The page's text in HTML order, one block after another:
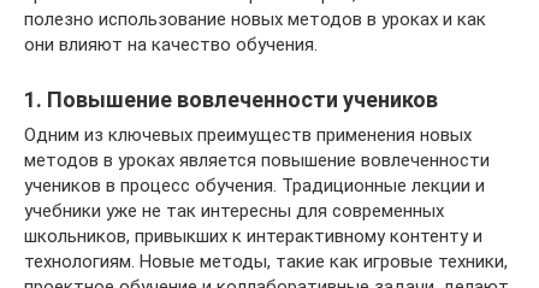
полезно использование новых методов в уроках и как
они влияют на качество обучения.
1. Повышение вовлеченности учеников
Одним из ключевых преимуществ применения новых
методов в уроках является повышение вовлеченности
учеников в процесс обучения. Традиционные лекции и
учебники уже не так интересны для современных
школьников, привыкших к интерактивному контенту и
технологиям. Новые методы, такие как игровые техники,